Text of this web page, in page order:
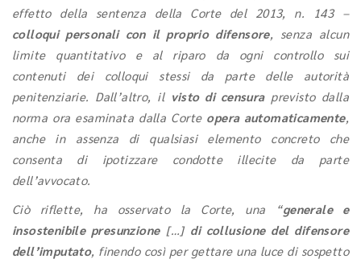
effetto della sentenza della Corte del 2013, n. 143 –
colloqui personali con il proprio difensore, senza alcun
limite quantitativo e al riparo da ogni controllo sui
contenuti dei colloqui stessi da parte delle autorità
penitenziarie. Dall’altro, il visto di censuraprevisto dalla
norma ora esaminata dalla Corte opera automaticamente,
anche in assenza di qualsiasi elemento concreto che
consenta di ipotizzare condotte illecite da parte
dell’avvocato.
Ciò riflette, ha osservato la Corte, una “generale e
insostenibile presunzione[…] di collusione del difensore
dell’imputato, finendo così per gettare una luce di sospetto